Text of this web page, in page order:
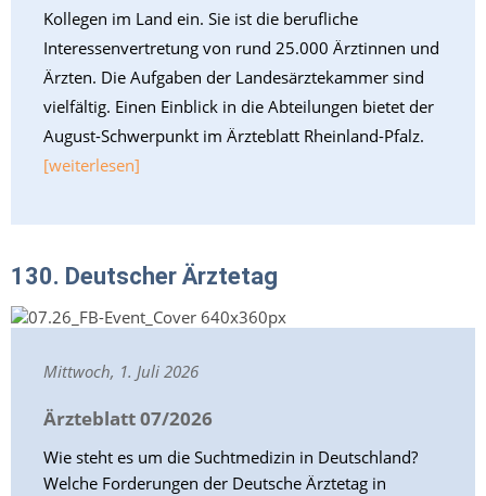
Kollegen im Land ein. Sie ist die berufliche
Interessenvertretung von rund 25.000 Ärztinnen und
Ärzten. Die Aufgaben der Landesärztekammer sind
vielfältig. Einen Einblick in die Abteilungen bietet der
August-Schwerpunkt im Ärzteblatt Rheinland-Pfalz.
[weiterlesen]
130. Deutscher Ärztetag
Mittwoch, 1. Juli 2026
Ärzteblatt 07/2026
Wie steht es um die Suchtmedizin in Deutschland?
Welche Forderungen der Deutsche Ärztetag in